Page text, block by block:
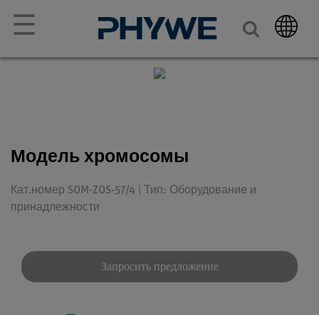
☰
Модель хромосомы
Кат.номер SOM-ZOS-57/4 | Тип: Оборудование и
принадлежности
Запросить предложение